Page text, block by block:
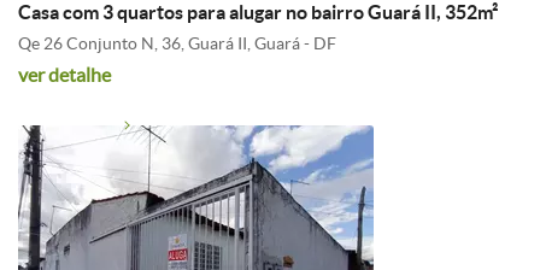
Casa com 3 quartos para alugar no bairro Guará II, 352m²
Qe 26 Conjunto N, 36, Guará II, Guará - DF
ver detalhe